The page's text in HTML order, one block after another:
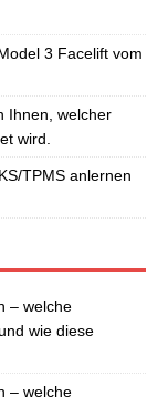
3 Facelift vom
Ihnen, welcher
wird.
TPMS anlernen
– welche
wie diese
– welche